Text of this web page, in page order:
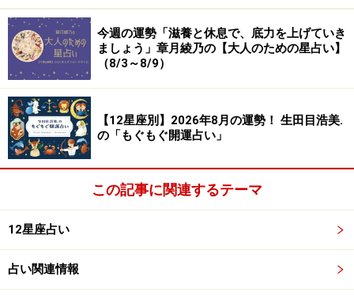
8位：うお座／魚座（2月19日～3月20日生
まれ）
怖くて不思議な体験をしそう。でも言いふらさないこ
と。
＞今週の運勢！ 章月綾乃の【大人のための星占い】
今週の運勢「滋養と休息で、底力を上げていき
ましょう」章月綾乃の【大人のための星占い】
（8/3～8/9）
【12星座別】2026年8月の運勢！ 生田目浩美.
の「もぐもぐ開運占い」
この記事に関連するテーマ
12星座占い
占い関連情報